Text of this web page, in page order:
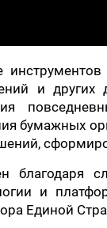
и
бумажных
и
Единой